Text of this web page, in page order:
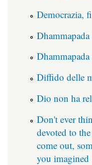
Democrazia,
Diffido delle
Dio non ha
Don't ever
devoted to
come out,
you imagined